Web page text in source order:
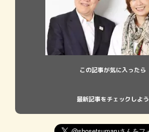
この記事が気に入ったら
最新記事をチェックしよう